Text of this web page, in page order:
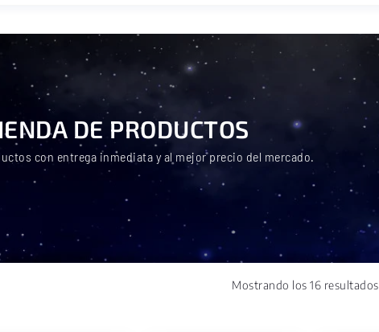
DE PRODUCTOS
con entrega inmediata y al mejor precio del mercado.
Mostrando los 16 resultados